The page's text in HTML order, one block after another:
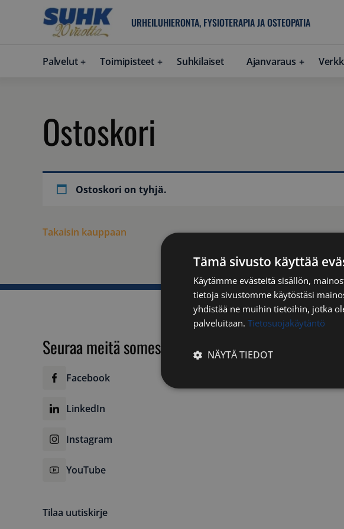
URHEILUHIERONTA, FYSIOTERAPIA JA OSTEOPATIA
Palvelut Toimipisteet Suhkilaiset Ajanvaraus
Ostoskori
Ostoskori on tyhjä.
Takaisin kauppaan
Seuraa meitä somessa
Facebook
LinkedIn
Instagram
YouTube
Tilaa uutiskirje
Tämä sivusto käyttää
Käytämme evästeitä sisällön,
tietoja sivustomme käytöstäsi
yhdistää ne muihin tietoihin, jotka
palveluitaan. Tietosuojakäytäntö
NÄYTÄ TIEDOT
Ehdottomasti